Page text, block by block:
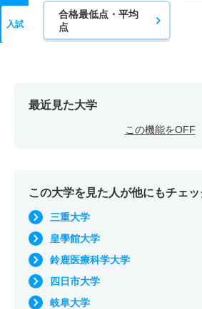
入試
合格最低点・平均
点
最近見た大学
この機能をOFF
この大学を見た人が他にもチェ
三重大学
皇學館大学
鈴鹿医療科学大学
四日市大学
岐阜大学